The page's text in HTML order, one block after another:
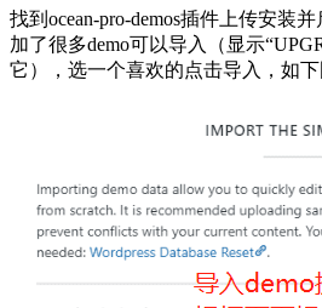
找到ocean-pro-demos插件上传安装
加了很多demo可以导入（显示
它），选一个喜欢的点击导入，如下